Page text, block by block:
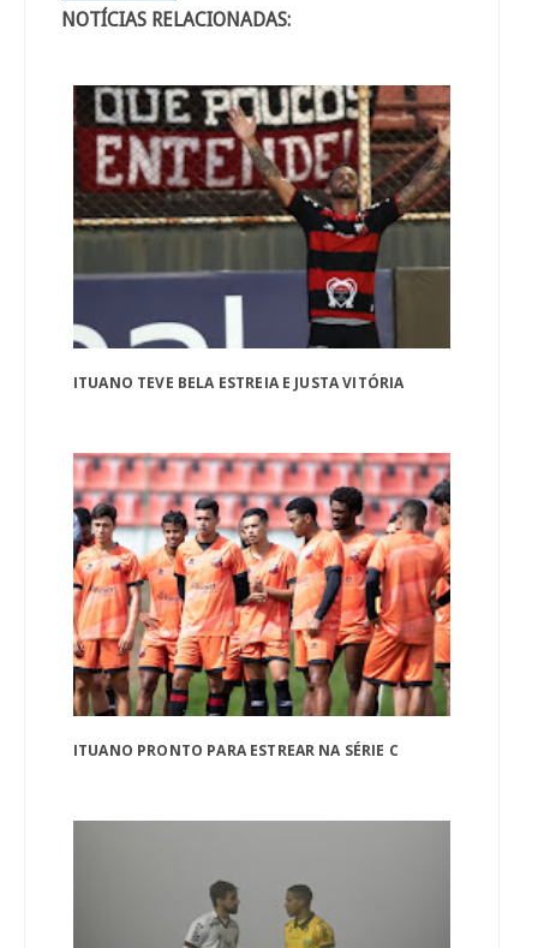
NOTÍCIAS RELACIONADAS:
ITUANO TEVE BELA ESTREIA E JUSTA VITÓRIA
ITUANO PRONTO PARA ESTREAR NA SÉRIE C